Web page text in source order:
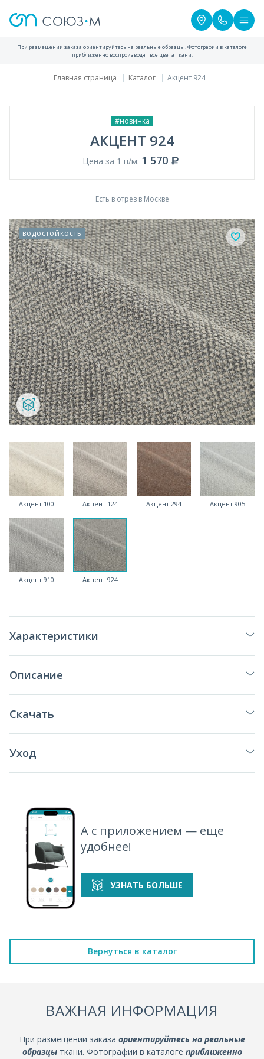
При размещении заказа ориентируйтесь на реальные образцы. Фотографии в каталоге
приближенно воспроизводят все цвета ткани.
Главная страница Каталог Акцент 924
#новинка
АКЦЕНТ 924
Цена за 1 п/м: 1 570
Есть в отрез в Москве
водостойкость
Акцент 100 Акцент 124 Акцент 294 Акцент 905
Акцент 910 Акцент 924
Характеристики
Описание
Скачать
Уход
А с приложением — еще
удобнее!
УЗНАТЬ БОЛЬШЕ
Вернуться в каталог
ВАЖНАЯ ИНФОРМАЦИЯ
При размещении заказа ориентируйтесь на реальные
образцыткани. Фотографии в каталоге приближенно